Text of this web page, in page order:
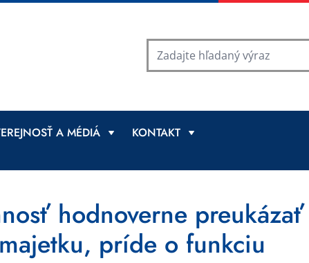
A MÉDIÁ KONTAKT
hodnoverne preukázať
príde o funkciu